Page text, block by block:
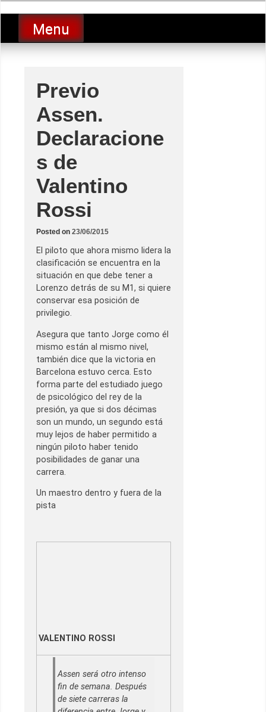
to
contentLucio Lopez GP
luciolopezgp
Menu
Previo
Assen.
Declaracione
s de
Valentino
Rossi
Posted on 23/06/2015
El piloto que ahora mismo lidera la
clasificación se encuentra en la
situación en que debe tener a
Lorenzo detrás de su M1, si quiere
conservar esa posición de
privilegio.
Asegura que tanto Jorge como él
mismo están al mismo nivel,
también dice que la victoria en
Barcelona estuvo cerca. Esto
forma parte del estudiado juego
de psicológico del rey de la
presión, ya que si dos décimas
son un mundo, un segundo está
muy lejos de haber permitido a
ningún piloto haber tenido
posibilidades de ganar una
carrera.
Un maestro dentro y fuera de la
pista
VALENTINO ROSSI
Assen será otro intenso
fin de semana. Después
de siete carreras la